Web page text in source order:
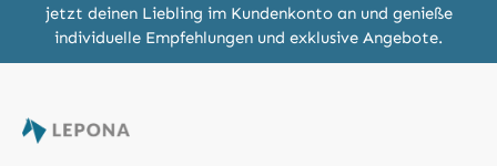
jetzt deinen Liebling im Kundenkonto an und genieße
individuelle Empfehlungen und exklusive Angebote.